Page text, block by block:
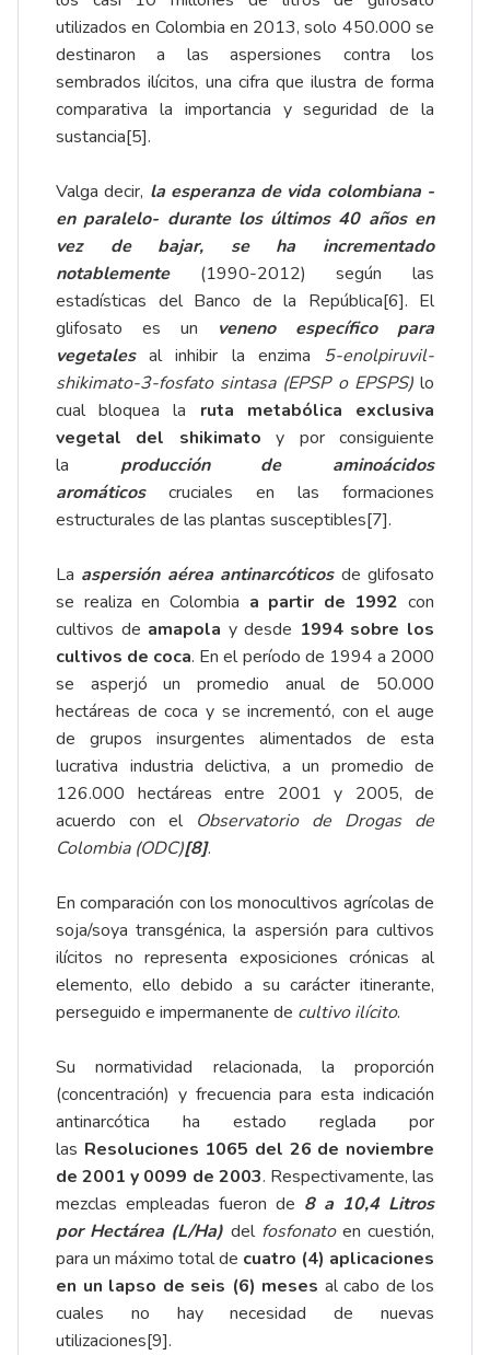
utilizados en Colombia en 2013, solo 450.000 se
destinaron a las aspersiones contra los
sembrados ilícitos, una cifra que ilustra de forma
comparativa la importancia y seguridad de la
sustancia[5].
Valga decir, la esperanza de vida colombiana -
en paralelo- durante los últimos 40 años en
vez de bajar, se ha incrementado
notablemente(1990-2012) según las
estadísticas del Banco de la República[6]. El
glifosato es un veneno específico para
vegetalesal inhibir la enzima 5-enolpiruvil-
shikimato-3-fosfato sintasa (EPSP o EPSPS)lo
cual bloquea la ruta metabólica exclusiva
vegetal del shikimato y por consiguiente
la producción de aminoácidos
aromáticoscruciales en las formaciones
estructurales de las plantas susceptibles[7].
La aspersión aérea antinarcóticosde glifosato
se realiza en Colombia a partir de 1992 con
cultivos de amapola y desde 1994 sobre los
cultivos de coca. En el período de 1994 a 2000
se asperjó un promedio anual de 50.000
hectáreas de coca y se incrementó, con el auge
de grupos insurgentes alimentados de esta
lucrativa industria delictiva, a un promedio de
126.000 hectáreas entre 2001 y 2005, de
acuerdo con el Observatorio de Drogas de
Colombia (ODC)[8].
En comparación con los monocultivos agrícolas de
soja/soya transgénica, la aspersión para cultivos
ilícitos no representa exposiciones crónicas al
elemento, ello debido a su carácter itinerante,
perseguido e impermanente de cultivo ilícito.
Su normatividad relacionada, la proporción
(concentración) y frecuencia para esta indicación
antinarcótica ha estado reglada por
las Resoluciones 1065 del 26 de noviembre
de 2001 y 0099 de 2003. Respectivamente, las
mezclas empleadas fueron de 8 a 10,4 Litros
por Hectárea (L/Ha) del fosfonato en cuestión,
para un máximo total de cuatro (4) aplicaciones
en un lapso de seis (6) meses al cabo de los
cuales no hay necesidad de nuevas
utilizaciones[9].